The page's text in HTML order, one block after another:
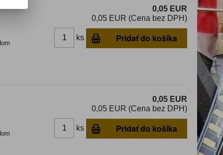
0,05 EUR
0,05 EUR (Cena bez DPH)
ks Pridať do košíka
0,05 EUR
0,05 EUR (Cena bez DPH)
ks Pridať do košíka